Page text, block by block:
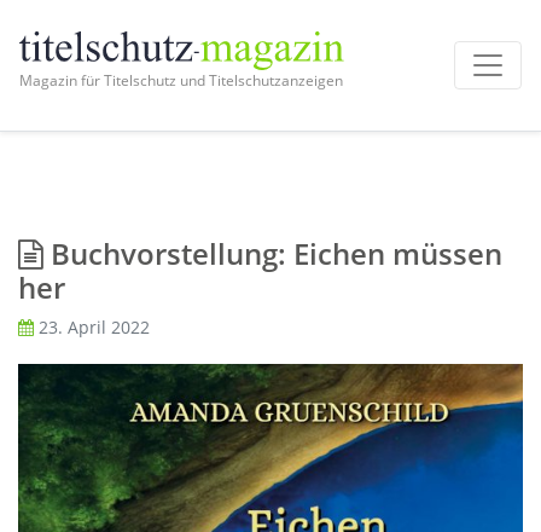
Magazin für Titelschutz und Titelschutzanzeigen
Buchvorstellung: Eichen müssen
her
23. April 2022